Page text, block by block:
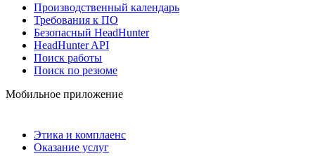
Производственный календарь
Требования к ПО
Безопасный HeadHunter
HeadHunter API
Поиск работы
Поиск по резюме
Мобильное приложение
Этика и комплаенс
Оказание услуг